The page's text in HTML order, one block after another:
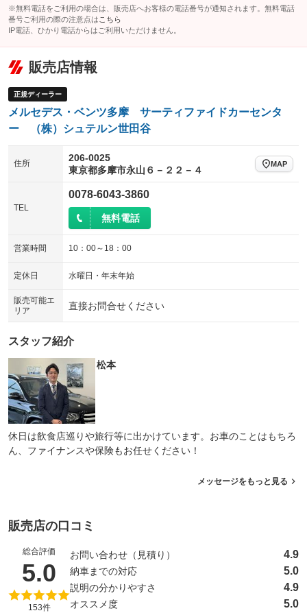
：装備あり
パワーシート
：装備あり 3列シート
：装備なし
ベンチシート
：装備なし ：装備なし
：装備なし
ウォークスルー
：装備なし ：装備なし
電動リアゲート
：装備あり
：装備なし
サイドカメラ ルーフレール
エアサスペンション
※無料電話をご利用の場合は、販売店へお客様の電話番号が通知されます。無料電話
番号ご利用の際の注意点は こちら
IP電話、ひかり電話からはご利用いただけません。
販売店情報
正規ディーラー
メルセデス・ベンツ多摩 サーティファイドカーセンタ
ー （株）シュテルン世田谷
住所
206-0025
東京都多摩市永山６－２２－４
MAP
TEL
0078-6043-3860
無料電話
営業時間 10：00～18：00
定休日 水曜日・年末年始
販売可能エ
リア
直接お問合せください
スタッフ紹介
松本
休日は飲食店巡りや旅行等に出かけています。お車のことはもちろ
ん、ファイナンスや保険もお任せください！
メッセージをもっと見る
販売店の口コミ
総合評価
5.0 （5点満点中）
153件
お問い合わせ（見積り） 4.9
納車までの対応 5.0
説明の分かりやすさ 4.9
オススメ度 5.0